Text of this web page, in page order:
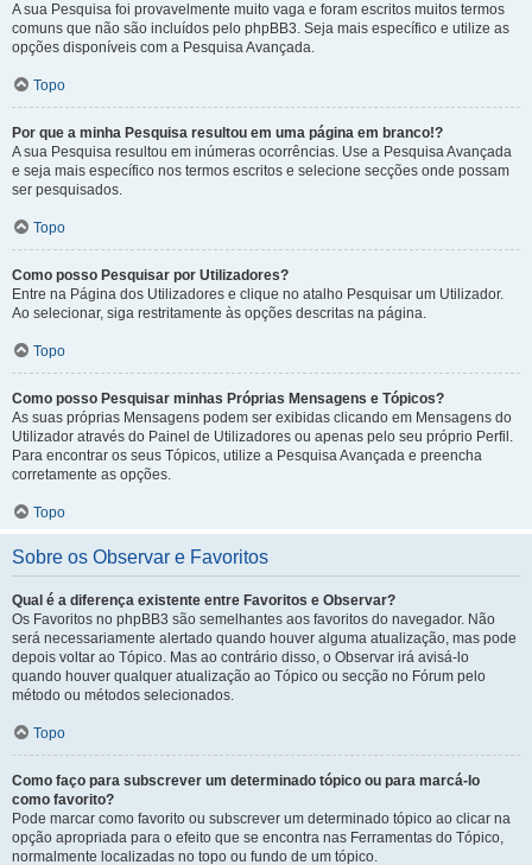
A sua Pesquisa foi provavelmente muito vaga e foram escritos muitos termos
comuns que não são incluídos pelo phpBB3. Seja mais específico e utilize as
opções disponíveis com a Pesquisa Avançada.
Topo
Por que a minha Pesquisa resultou em uma página em branco!?
A sua Pesquisa resultou em inúmeras ocorrências. Use a Pesquisa Avançada
e seja mais específico nos termos escritos e selecione secções onde possam
ser pesquisados.
Topo
Como posso Pesquisar por Utilizadores?
Entre na Página dos Utilizadores e clique no atalho Pesquisar um Utilizador.
Ao selecionar, siga restritamente às opções descritas na página.
Topo
Como posso Pesquisar minhas Próprias Mensagens e Tópicos?
As suas próprias Mensagens podem ser exibidas clicando em Mensagens do
Utilizador através do Painel de Utilizadores ou apenas pelo seu próprio Perfil.
Para encontrar os seus Tópicos, utilize a Pesquisa Avançada e preencha
corretamente as opções.
Topo
Sobre os Observar e Favoritos
Qual é a diferença existente entre Favoritos e Observar?
Os Favoritos no phpBB3 são semelhantes aos favoritos do navegador. Não
será necessariamente alertado quando houver alguma atualização, mas pode
depois voltar ao Tópico. Mas ao contrário disso, o Observar irá avisá-lo
quando houver qualquer atualização ao Tópico ou secção no Fórum pelo
método ou métodos selecionados.
Topo
Como faço para subscrever um determinado tópico ou para marcá-lo
como favorito?
Pode marcar como favorito ou subscrever um determinado tópico ao clicar na
opção apropriada para o efeito que se encontra nas Ferramentas do Tópico,
normalmente localizadas no topo ou fundo de um tópico.